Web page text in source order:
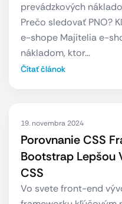
prevádzkových
Prečo sledovať PNO?
e-shope Majitelia e-
nákladom, ktor…
Čítať článok
19. novembra 2024
Porovnanie CSS
Bootstrap Lepšou
CSS
Vo svete front-end